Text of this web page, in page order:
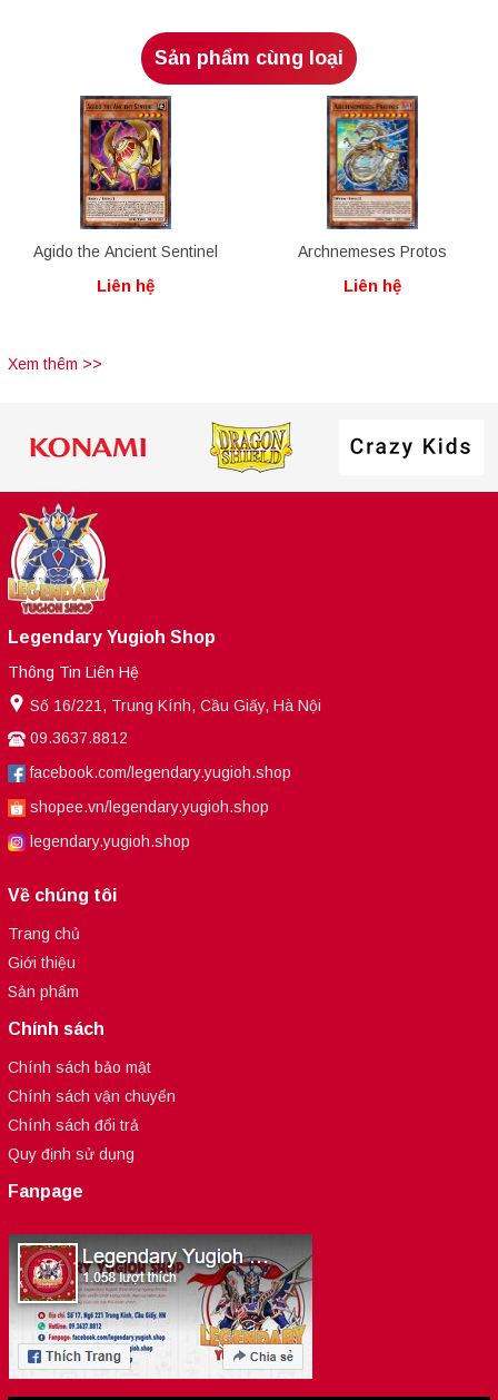
Sản phẩm cùng loại
Agido the Ancient Sentinel
Liên hệ
Archnemeses Protos
Liên hệ
Xem thêm >>
Legendary Yugioh Shop
Thông Tin Liên Hệ
Số 16/221, Trung Kính, Cầu Giấy, Hà Nội
09.3637.8812
facebook.com/legendary.yugioh.shop
shopee.vn/legendary.yugioh.shop
legendary.yugioh.shop
Về chúng tôi
Trang chủ
Giới thiệu
Sản phẩm
Chính sách
Chính sách bảo mật
Chính sách vận chuyển
Chính sách đổi trả
Quy định sử dụng
Fanpage